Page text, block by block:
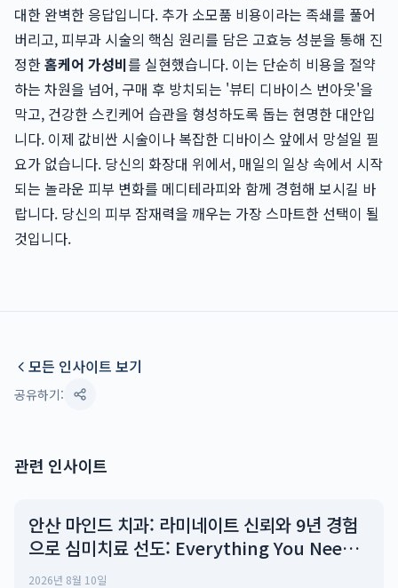
대한 완벽한 응답입니다. 추가 소모품 비용이라는 족쇄를 풀어
버리고, 피부과 시술의 핵심 원리를 담은 고효능 성분을 통해 진
정한홈케어 가성비를 실현했습니다. 이는 단순히 비용을 절약
하는 차원을 넘어, 구매 후 방치되는 '뷰티 디바이스 번아웃'을
막고, 건강한 스킨케어 습관을 형성하도록 돕는 현명한 대안입
니다. 이제 값비싼 시술이나 복잡한 디바이스 앞에서 망설일 필
요가 없습니다. 당신의 화장대 위에서, 매일의 일상 속에서 시작
되는 놀라운 피부 변화를 메디테라피와 함께 경험해 보시길 바
랍니다. 당신의 피부 잠재력을 깨우는 가장 스마트한 선택이 될
것입니다.
모든 인사이트 보기
공유하기:
관련 인사이트
안산 마인드 치과: 라미네이트 신뢰와 9년 경험
으로 심미치료 선도: Everything You Need
to Know
2026년 8월 10일